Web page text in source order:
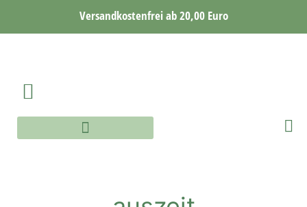
Versandkostenfrei ab 20,00 Euro